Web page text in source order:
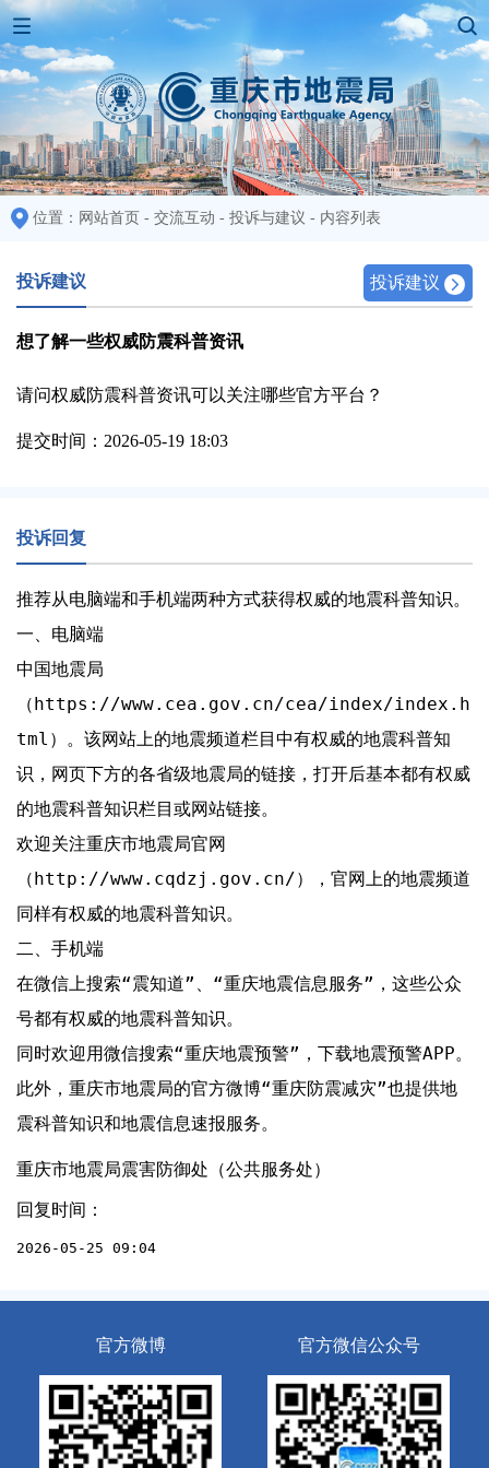
位置： 网站首页 - 交流互动 - 投诉与建议 - 内容列表
投诉建议
投诉建议
想了解一些权威防震科普资讯
请问权威防震科普资讯可以关注哪些官方平台？
提交时间：2026-05-19 18:03
投诉回复
推荐从电脑端和手机端两种方式获得权威的地震科普知识。
一、电脑端
中国地震局
（https://www.cea.gov.cn/cea/index/index.h
tml）。该网站上的地震频道栏目中有权威的地震科普知
识，网页下方的各省级地震局的链接，打开后基本都有权威
的地震科普知识栏目或网站链接。
欢迎关注重庆市地震局官网
（http://www.cqdzj.gov.cn/），官网上的地震频道
同样有权威的地震科普知识。
二、手机端
在微信上搜索“震知道”、“重庆地震信息服务”，这些公众
号都有权威的地震科普知识。
同时欢迎用微信搜索“重庆地震预警”，下载地震预警APP。
此外，重庆市地震局的官方微博“重庆防震减灾”也提供地
震科普知识和地震信息速报服务。
重庆市地震局震害防御处（公共服务处）
回复时间：
2026-05-25 09:04
官方微博 官方微信公众号